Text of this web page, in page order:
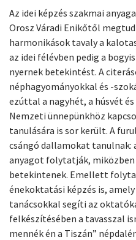
Az idei képzés szakmai
Orosz Váradi Enikőtől
harmonikások tavaly a
az idei félévben pedig a
nyernek betekintést. A
néphagyományokkal és -
ezúttal a nagyhét, a húsvét
Nemzeti ünnepünkhöz
tanulására is sor került. A
csángó dallamokat
anyagot folytatják, miközben
betekintenek. Emellett
énekoktatási képzés is,
tanácsokkal segíti az
felkészítésében a tavasszal
mennék én a Tiszán”